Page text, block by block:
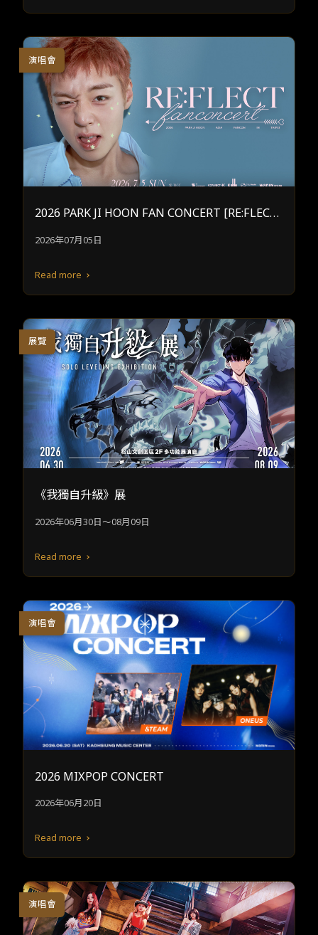
2026 PARK JI HOON FAN CONCERT [RE:FLECT]
IN TAIPEI
2026年07月05日
Read more
演唱會
《我獨自升級》展
2026年06月30日～08月09日
Read more
展覽
2026 MIXPOP CONCERT
2026年06月20日
Read more
演唱會
演唱會